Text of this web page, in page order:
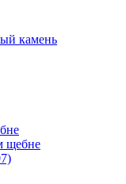
камень
щебне